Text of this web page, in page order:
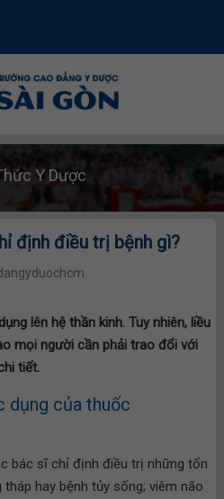
Y Dược
định điều trị bệnh gì?
lên hệ thần kinh. Tuy nhiên, liều
mọi người cần phải trao đổi với
tiết.
dụng của thuốc
bác sĩ chỉ định điều trị những tổn
hay bệnh tủy sống; viêm não